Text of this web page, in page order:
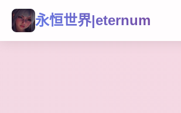
永恒世界|eternum